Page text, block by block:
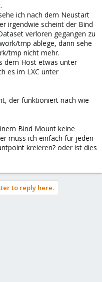
ich nach dem Neustart
irgendwie scheint der Bind
verloren gegangen zu
tmp ablege, dann sehe
tmp nicht mehr.
dem Host etwas unter
es im LXC unter
der funktioniert nach wie
Bind Mount keine
muss ich einfach für jeden
kreieren? oder ist dies
to reply here.